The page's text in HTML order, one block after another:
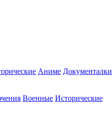
Аниме Документалки
Военные Исторические